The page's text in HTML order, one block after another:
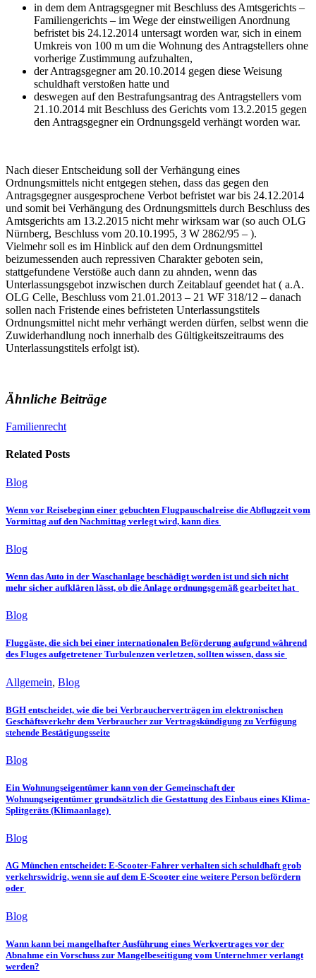
in dem dem Antragsgegner mit Beschluss des Amtsgerichts –
Familiengerichts – im Wege der einstweiligen Anordnung
befristet bis 24.12.2014 untersagt worden war, sich in einem
Umkreis von 100 m um die Wohnung des Antragstellers ohne
vorherige Zustimmung aufzuhalten,
der Antragsgegner am 20.10.2014 gegen diese Weisung
schuldhaft verstoßen hatte und
deswegen auf den Bestrafungsantrag des Antragstellers vom
21.10.2014 mit Beschluss des Gerichts vom 13.2.2015 gegen
den Antragsgegner ein Ordnungsgeld verhängt worden war.
Nach dieser Entscheidung soll der Verhängung eines
Ordnungsmittels nicht entgegen stehen, dass das gegen den
Antragsgegner ausgesprochene Verbot befristet war bis 24.12.2014
und somit bei Verhängung des Ordnungsmittels durch Beschluss des
Amtsgerichts am 13.2.2015 nicht mehr wirksam war (so auch OLG
Nürnberg, Beschluss vom 20.10.1995, 3 W 2862/95 – ).
Vielmehr soll es im Hinblick auf den dem Ordnungsmittel
beizumessenden auch repressiven Charakter geboten sein,
stattgefundene Verstöße auch dann zu ahnden, wenn das
Unterlassungsgebot inzwischen durch Zeitablauf geendet hat ( a.A.
OLG Celle, Beschluss vom 21.01.2013 – 21 WF 318/12 – danach
sollen nach Fristende eines befristeten Unterlassungstitels
Ordnungsmittel nicht mehr verhängt werden dürfen, selbst wenn die
Zuwiderhandlung noch innerhalb des Gültigkeitszeitraums des
Unterlassungstitels erfolgt ist).
Ähnliche Beiträge
Familienrecht
Related Posts
Blog
Wenn vor Reisebeginn einer gebuchten Flugpauschalreise die Abflugzeit vom
Vormittag auf den Nachmittag verlegt wird, kann dies
Blog
Wenn das Auto in der Waschanlage beschädigt worden ist und sich nicht
mehr sicher aufklären lässt, ob die Anlage ordnungsgemäß gearbeitet hat
Blog
Fluggäste, die sich bei einer internationalen Beförderung aufgrund während
des Fluges aufgetretener Turbulenzen verletzen, sollten wissen, dass sie
Allgemein, Blog
BGH entscheidet, wie die bei Verbraucherverträgen im elektronischen
Geschäftsverkehr dem Verbraucher zur Vertragskündigung zu Verfügung
stehende Bestätigungsseite
Blog
Ein Wohnungseigentümer kann von der Gemeinschaft der
Wohnungseigentümer grundsätzlich die Gestattung des Einbaus eines Klima-
Splitgeräts (Klimaanlage)
Blog
AG München entscheidet: E-Scooter-Fahrer verhalten sich schuldhaft grob
verkehrswidrig, wenn sie auf dem E-Scooter eine weitere Person befördern
oder
Blog
Wann kann bei mangelhafter Ausführung eines Werkvertrages vor der
Abnahme ein Vorschuss zur Mangelbeseitigung vom Unternehmer verlangt
werden?